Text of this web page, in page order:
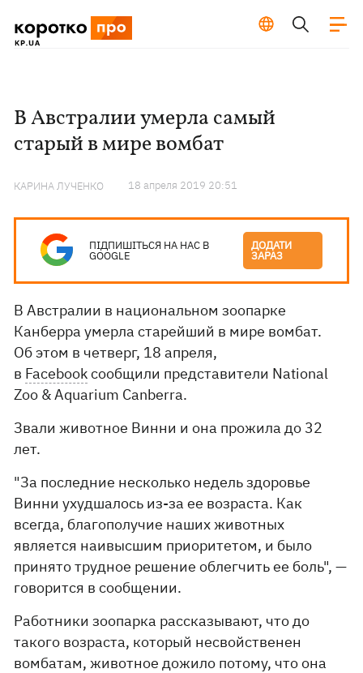
В Австралии умерла самый
старый в мире вомбат
КАРИНА ЛУЧЕНКО 18 апреля 2019 20:51
ПІДПИШІТЬСЯ НА НАС В
GOOGLE
ДОДАТИ
ЗАРАЗ
В Австралии в национальном зоопарке
Канберра умерла старейший в мире вомбат.
Об этом в четверг, 18 апреля,
в Facebookсообщили представители National
Zoo & Aquarium Canberra.
Звали животное Винни и она прожила до 32
лет.
"За последние несколько недель здоровье
Винни ухудшалось из-за ее возраста. Как
всегда, благополучие наших животных
является наивысшим приоритетом, и было
принято трудное решение облегчить ее боль", —
говорится в сообщении.
Работники зоопарка рассказывают, что до
такого возраста, который несвойственен
вомбатам, животное дожило потому, что она